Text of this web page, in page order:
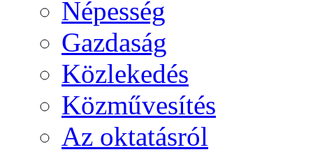
Népesség
Gazdaság
Közlekedés
Közművesítés
Az oktatásról